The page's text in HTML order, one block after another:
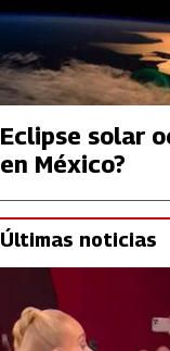
Eclipse solar
en México?
Últimas noticias